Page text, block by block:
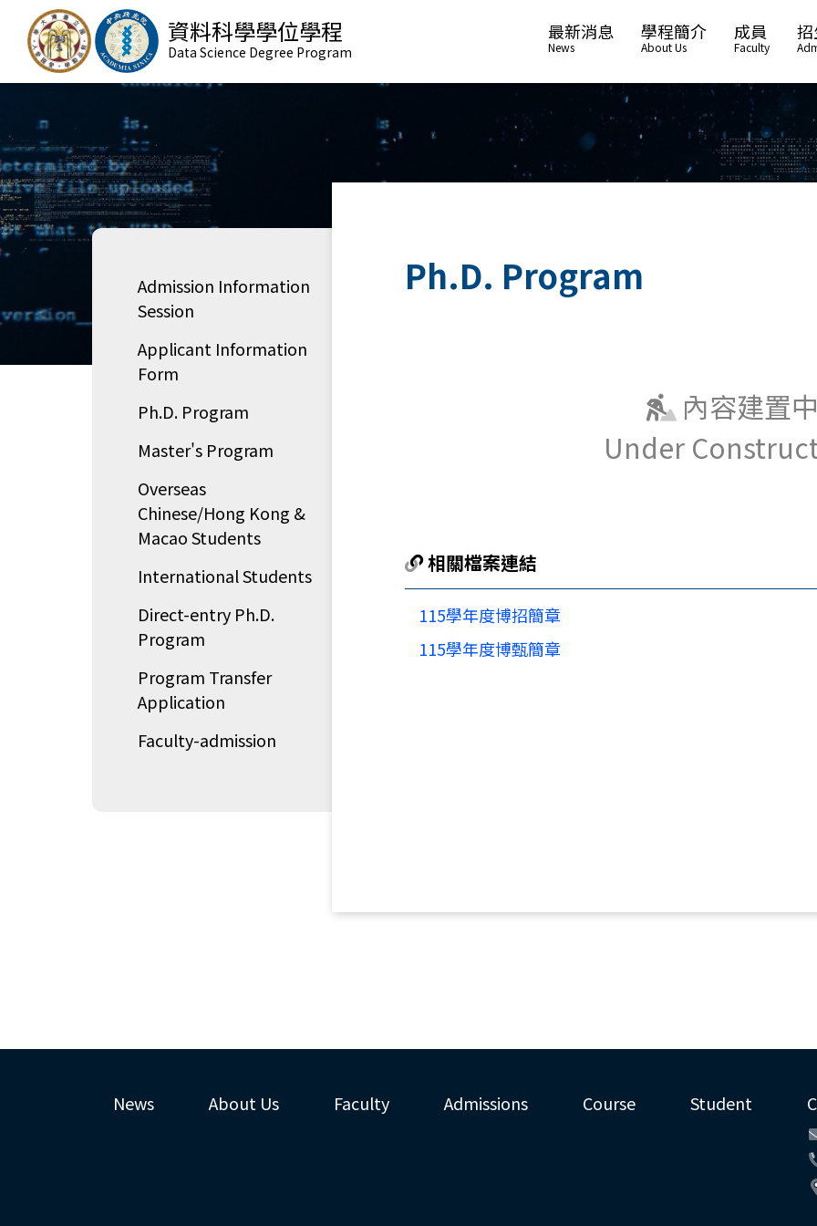
資料科學學位學程
Data Science Degree Program
最新消息
News
學程簡介
About Us
成員
Faculty
Admission Information
Session
Applicant Information
Form
Ph.D. Program
Master's Program
Overseas
Chinese/Hong Kong &
Macao Students
International Students
Direct-entry Ph.D.
Program
Program Transfer
Application
Faculty-admission
Ph.D. Program
內容建置
Under
相關檔案連結
115學年度博招簡章
115學年度博甄簡章
News About Us Faculty Admissions Course Student